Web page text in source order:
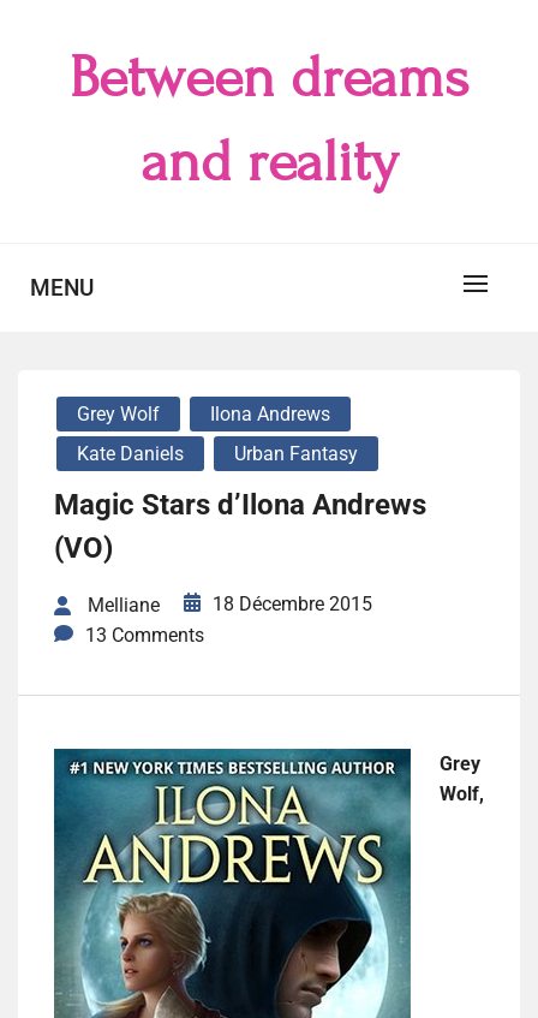
Between dreams
and reality
MENU
Grey Wolf
Ilona Andrews
Kate Daniels
Urban Fantasy
Magic Stars d’Ilona Andrews
(VO)
Melliane
18 Décembre 2015
13 Comments
Grey
Wolf,